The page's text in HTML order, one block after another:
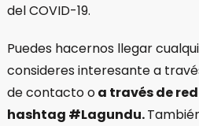
del COVID-19.
Puedes hacernos llegar
consideres interesante a
de contacto oa través de
hashtag #Lagundu.